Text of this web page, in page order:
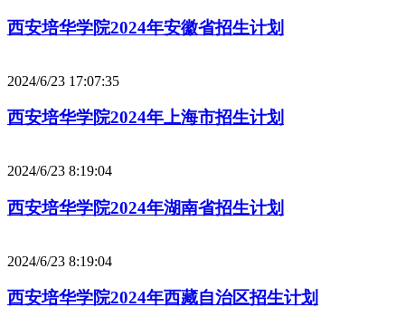
西安培华学院2024年安徽省招生计划
2024/6/23 17:07:35
西安培华学院2024年上海市招生计划
2024/6/23 8:19:04
西安培华学院2024年湖南省招生计划
2024/6/23 8:19:04
西安培华学院2024年西藏自治区招生计划